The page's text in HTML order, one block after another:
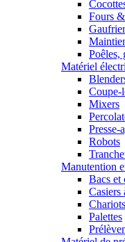
Fours
Poêles,
Matériel
Coupe-
Mixers
Presse-
Robots
Manutention
Bacs et
Casiers
Palettes